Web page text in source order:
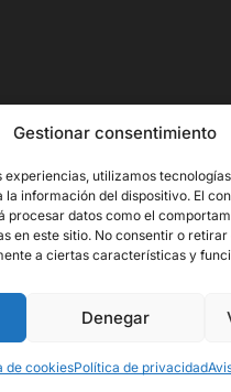
Gestionar consentimiento
utilizamos
información del dispositivo. El
procesar datos como el
en este sitio. No consentir o
a ciertas características y
Denegar
de cookiesPolítica de privacidad
Acero inoxidab...
Hostelería